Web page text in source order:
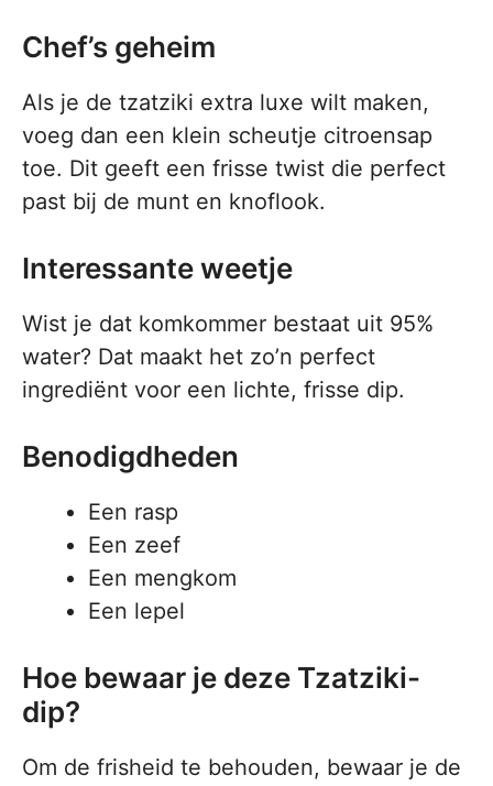
Chef’s geheim
Als je de tzatziki extra luxe wilt maken,
voeg dan een klein scheutje citroensap
toe. Dit geeft een frisse twist die perfect
past bij de munt en knoflook.
Interessante weetje
Wist je dat komkommer bestaat uit 95%
water? Dat maakt het zo’n perfect
ingrediënt voor een lichte, frisse dip.
Benodigdheden
Een rasp
Een zeef
Een mengkom
Een lepel
Hoe bewaar je deze Tzatziki-
dip?
Om de frisheid te behouden, bewaar je de